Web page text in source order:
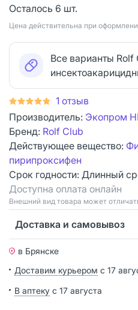
Осталось 6 шт.
Цена действительна при
Все варианты Rolf
1 отзыв
Производитель: Экопром
Бренд: Rolf Club
Действующее вещество:
пирипроксифен
Срок годности: Длинный
Доступна оплата онлайн
Bнешний вид товара может
Доставка и самовывоз
в Брянске
Доставим курьером с 17
В аптеку с 17 августа